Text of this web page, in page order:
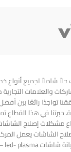
حلاً شاملاً لجميع
والعلامات
تواجدًا رائعًا بين
في هذا القطاع
مشكلات إصلاح